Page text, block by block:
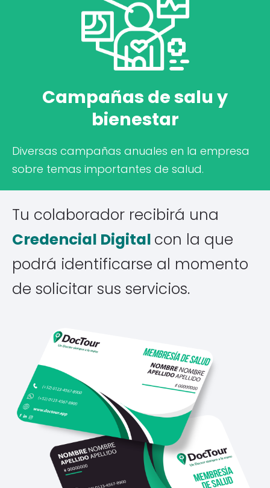
Campañas de salu y
bienestar
Diversas campañas anuales en la empresa
sobre temas importantes de salud.
Tu colaborador recibirá una
Credencial Digital con la que
podrá identificarse al momento
de solicitar sus servicios.